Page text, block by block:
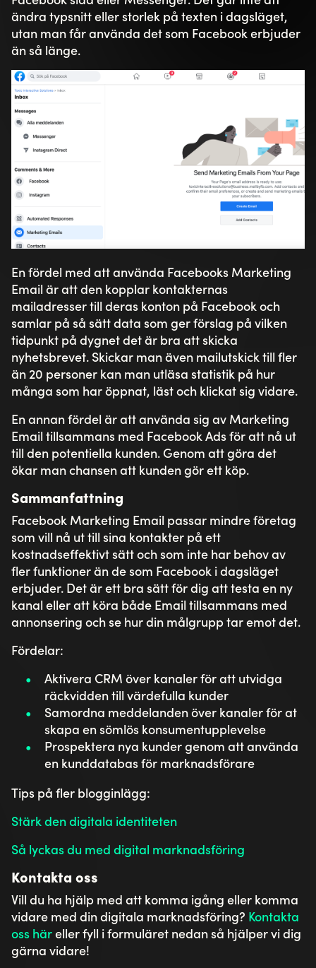
ändra typsnitt eller storlek på texten i dagsläget,
utan man får använda det som Facebook erbjuder
än så länge.
En fördel med att använda Facebooks Marketing
Email är att den kopplar kontakternas
mailadresser till deras konton på Facebook och
samlar på så sätt data som ger förslag på vilken
tidpunkt på dygnet det är bra att skicka
nyhetsbrevet. Skickar man även mailutskick till fler
än 20 personer kan man utläsa statistik på hur
många som har öppnat, läst och klickat sig vidare.
En annan fördel är att använda sig av Marketing
Email tillsammans med Facebook Ads för att nå ut
till den potentiella kunden. Genom att göra det
ökar man chansen att kunden gör ett köp.
Sammanfattning
Facebook Marketing Email passar mindre företag
som vill nå ut till sina kontakter på ett
kostnadseffektivt sätt och som inte har behov av
fler funktioner än de som Facebook i dagsläget
erbjuder. Det är ett bra sätt för dig att testa en ny
kanal eller att köra både Email tillsammans med
annonsering och se hur din målgrupp tar emot det.
Fördelar:
Aktivera CRM över kanaler för att utvidga
räckvidden till värdefulla kunder
Samordna meddelanden över kanaler för at
skapa en sömlös konsumentupplevelse
Prospektera nya kunder genom att använda
en kunddatabas för marknadsförare
Tips på fler blogginlägg:
Stärk den digitala identiteten
Så lyckas du med digital marknadsföring
Kontakta oss
Vill du ha hjälp med att komma igång eller komma
vidare med din digitala marknadsföring? Kontakta
oss häreller fyll i formuläret nedan så hjälper vi dig
gärna vidare!